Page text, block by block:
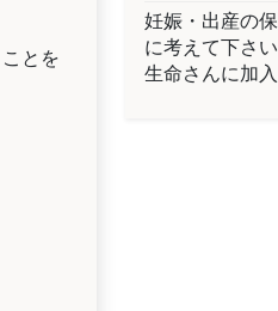
とを
妊娠・出産の
に考えて下さ
生命さんに加入